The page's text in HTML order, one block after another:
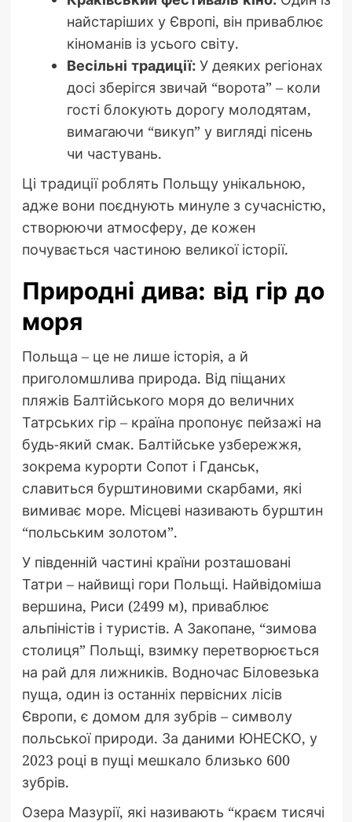
найстаріших у Європі, він приваблює
кіноманів із усього світу.
Весільні традиції:У деяких регіонах
досі зберігся звичай “ворота” – коли
гості блокують дорогу молодятам,
вимагаючи “викуп” у вигляді пісень
чи частувань.
Ці традиції роблять Польщу унікальною,
адже вони поєднують минуле з сучасністю,
створюючи атмосферу, де кожен
почувається частиною великої історії.
Природні дива: від гір до
моря
Польща – це не лише історія, а й
приголомшлива природа. Від піщаних
пляжів Балтійського моря до величних
Татрських гір – країна пропонує пейзажі на
будь-який смак. Балтійське узбережжя,
зокрема курорти Сопот і Гданськ,
славиться бурштиновими скарбами, які
вимиває море. Місцеві називають бурштин
“польським золотом”.
У південній частині країни розташовані
Татри – найвищі гори Польщі. Найвідоміша
вершина, Риси (2499 м), приваблює
альпіністів і туристів. А Закопане, “зимова
столиця” Польщі, взимку перетворюється
на рай для лижників. Водночас Біловезька
пуща, один із останніх первісних лісів
Європи, є домом для зубрів – символу
польської природи. За даними ЮНЕСКО, у
2023 році в пущі мешкало близько 600
зубрів.
Озера Мазурії, які називають “краєм тисячі